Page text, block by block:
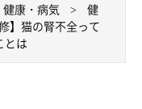
に聞いた！おす
健康・病気
健
】猫の腎不全って
とは